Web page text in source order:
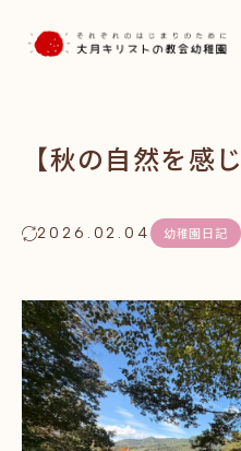
【秋の自然を感
2026.02.04 幼稚園日記